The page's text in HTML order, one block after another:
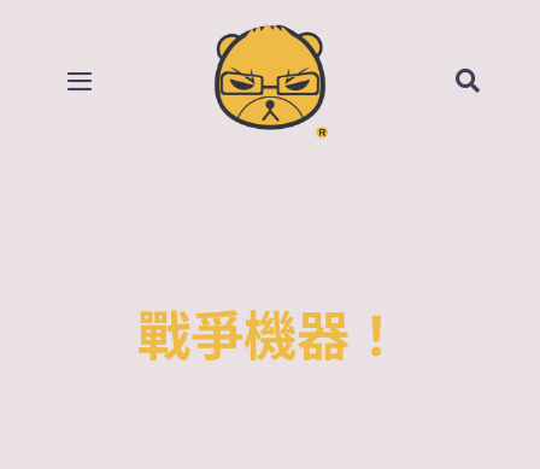
contentToggle
戰爭機器！